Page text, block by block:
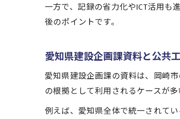
一方で、記録の省力化やICT活用も
後のポイントです。
愛知県建設企画課資料と公共
愛知県建設企画課の資料は、岡崎
の根拠として利用されるケースが多
例えば、愛知県全体で統一されて